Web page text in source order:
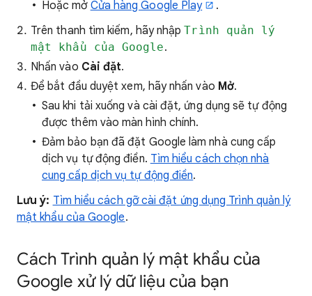
Hoặc mở Cửa hàng Google Play
.
Trên thanh tìm kiếm, hãy nhậpTrình quản lý
mật khẩu của Google.
Nhấn vào Cài đặt.
Để bắt đầu duyệt xem, hãy nhấn vào Mở.
Sau khi tải xuống và cài đặt, ứng dụng sẽ tự động
được thêm vào màn hình chính.
Đảm bảo bạn đã đặt Google làm nhà cung cấp
dịch vụ tự động điền. Tìm hiểu cách chọn nhà
cung cấp dịch vụ tự động điền.
Lưu ý: Tìm hiểu cách gỡ cài đặt ứng dụng Trình quản lý
mật khẩu của Google.
Cách Trình quản lý mật khẩu của
Google xử lý dữ liệu của bạn